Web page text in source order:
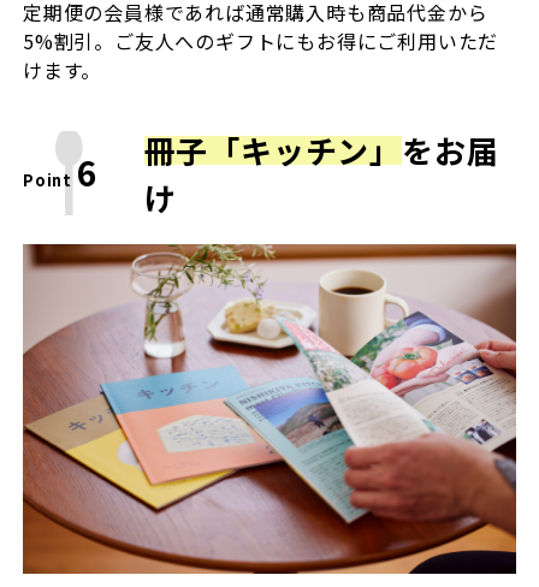
定期便の会員様であれば通常購入時も商品代金から
5%割引。ご友人へのギフトにもお得にご利用いただ
けます。
Point 6 冊子「キッチン」をお届
け